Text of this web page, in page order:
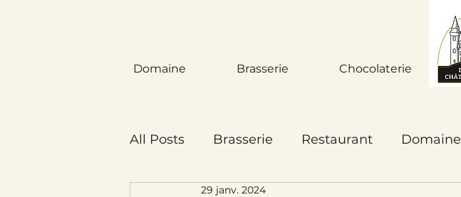
Domaine Brasserie Chocolaterie
All Posts Brasserie Restaurant Domaine
29 janv. 2024